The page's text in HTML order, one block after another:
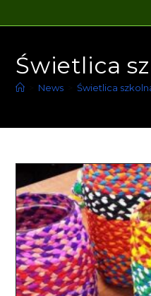
Świetlica
News Świetlica